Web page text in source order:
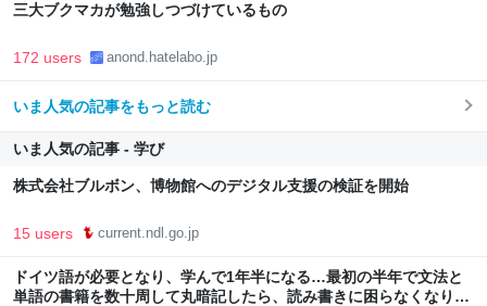
三大ブクマカが勉強しつづけているもの
172 users anond.hatelabo.jp
いま人気の記事をもっと読む
いま人気の記事 - 学び
株式会社ブルボン、博物館へのデジタル支援の検証を開始
15 users current.ndl.go.jp
ドイツ語が必要となり、学んで1年半になる…最初の半年で文法と
単語の書籍を数十周して丸暗記したら、読み書きに困らなくなり、